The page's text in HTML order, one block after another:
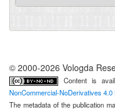
© 2000-2026 Vologda
Content is
NonCommercial-NoDerivatives 4.0
The metadata of the publication